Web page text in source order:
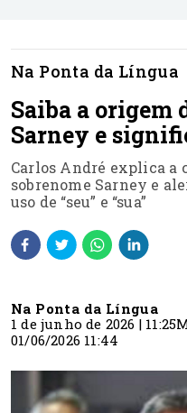
Na Ponta da Língua
Saiba a origem
Sarney e
Carlos André explica a
sobrenome Sarney e
uso de “seu” e “sua”
Na Ponta da Língua
1 de junho de 2026 | 11:25
01/06/2026 11:44